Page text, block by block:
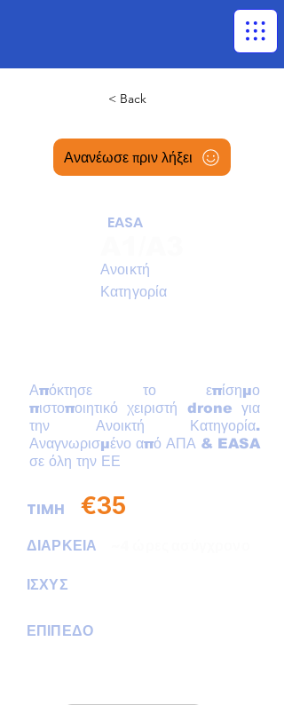
< Back
Ανανέωσε πριν λήξει
EASA
Ανοικτή
Κατηγορία
Απόκτησε το επίσημο
πιστοποιητικό χειριστή drone για
την Ανοικτή Κατηγορία.
Αναγνωρισμένο από ΑΠΑ & EASA
σε όλη την ΕΕ
TIMH €35
ΔΙΑΡΚΕΙΑ
ΙΣΧΥΣ
ΕΠΙΠΕΔΟ